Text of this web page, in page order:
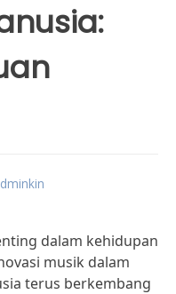
dalam kehidupan
musik dalam
terus berkembang